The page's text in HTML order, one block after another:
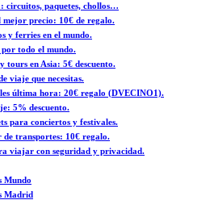
circuitos, paquetes, chollos…
mejor precio: 10€ de regalo.
y ferries en el mundo.
todo el mundo.
tours en Asia: 5€ descuento.
viaje que necesitas.
última hora: 20€ regalo (DVECINO1).
5% descuento.
para conciertos y festivales.
transportes: 10€ regalo.
viajar con seguridad y privacidad.
Mundo
Madrid